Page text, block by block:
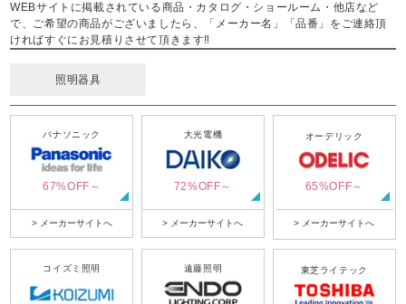
WEBサイトに掲載されている商品・カタログ・ショールーム・他店など
で、ご希望の商品がございましたら、「メーカー名」「品番」をご連絡頂
ければすぐにお見積りさせて頂きます‼
照明器具
パナソニック
67%OFF～
> メーカーサイトへ
大光電機
72%OFF～
> メーカーサイトへ
オーデリック
65%OFF～
> メーカーサイトへ
コイズミ照明 遠藤照明 東芝ライテック